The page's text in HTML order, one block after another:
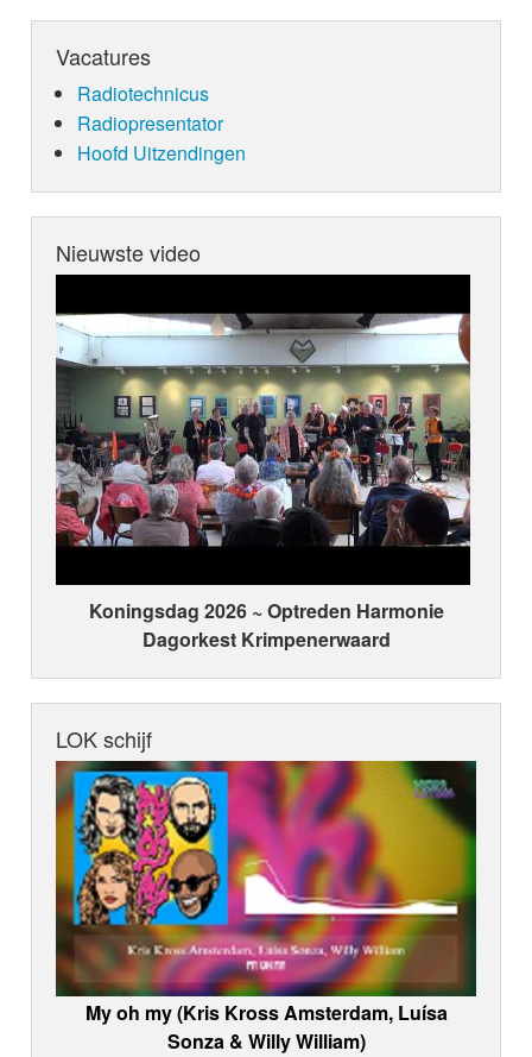
Vacatures
Radiotechnicus
Radiopresentator
Hoofd Uitzendingen
Nieuwste video
Koningsdag 2026 ~ Optreden Harmonie
Dagorkest Krimpenerwaard
LOK schijf
My oh my (Kris Kross Amsterdam, Luísa
Sonza & Willy William)